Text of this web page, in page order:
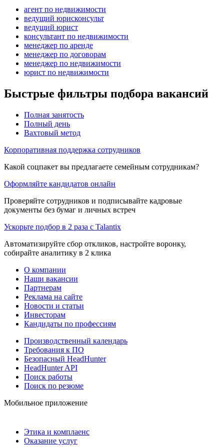
агент по недвижимости
ведущий юрисконсульт
ведущий юрист
консультант по недвижимости
менеджер по аренде
менеджер по договорам
менеджер по недвижимости
юрист по недвижимости
Быстрые фильтры подбора вакансий
Полная занятость
Полный день
Вахтовый метод
Корпоративная поддержка сотрудников
Какой соцпакет вы предлагаете семейным сотрудникам?
Оформляйте кандидатов онлайн
Проверяйте сотрудников и подписывайте кадровые
документы без бумаг и личных встреч
Ускорьте подбор в 2 раза с Talantix
Автоматизируйте сбор откликов, настройте воронку,
собирайте аналитику в 2 клика
О компании
Наши вакансии
Партнерам
Реклама на сайте
Новости и статьи
Инвесторам
Кандидаты по профессиям
Производственный календарь
Требования к ПО
Безопасный HeadHunter
HeadHunter API
Поиск работы
Поиск по резюме
Мобильное приложение
Этика и комплаенс
Оказание услуг